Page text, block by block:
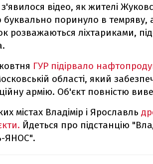
відео, як жителі
буквально поринуло в темряву,
розважаються ліхтариками,
ГУР підірвало
області, який
армію. Об'єкт повністю
містах Владімір і Ярославль
Йдеться про підстанцію
ЯНОС".